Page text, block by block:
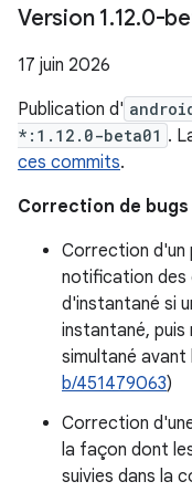
Version 1.12.0-
17 juin 2026
Publication d'
*:1.12.0-beta01 .
ces commits.
Correction de bugs
Correction d'un
notification des
d'instantané si
instantané, puis
simultané avant
b/451479063)
Correction
la façon dont
suivies dans la